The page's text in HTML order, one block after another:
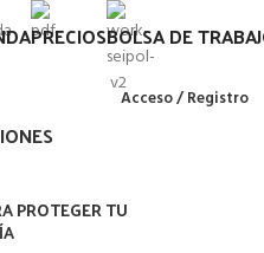
PRECIOSBOLSA DE
Acceso / Registro
PROTEGER TU